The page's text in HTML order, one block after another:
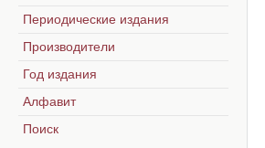
Периодические издания
Производители
Год издания
Алфавит
Поиск